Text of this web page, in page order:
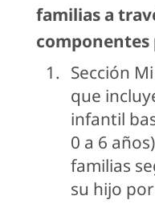
familias a
componentes
Sección
que
infantil
0 a 6
familias
su hijo